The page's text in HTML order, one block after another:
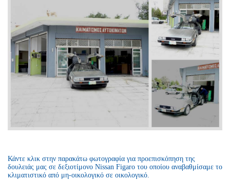
Κάντε κλικ στην παρακάτω φωτογραφία για προεπισκόπηση της
δουλειάς μας σε δεξιοτίμονο Nissan Figaro του οποίου αναβαθμίσαμε το
κλιματιστικό από μη-οικολογικό σε οικολογικό.